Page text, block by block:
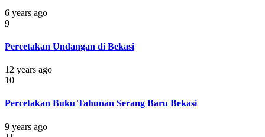
6 years ago
9
Percetakan Undangan di Bekasi
12 years ago
10
Percetakan Buku Tahunan Serang Baru Bekasi
9 years ago